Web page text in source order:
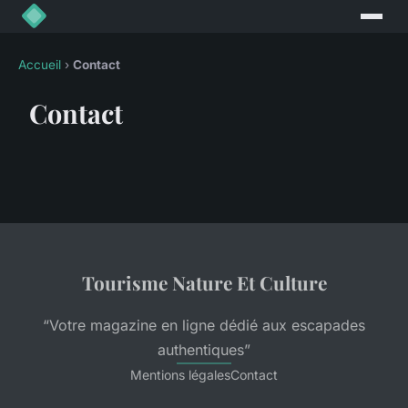
Accueil › Contact
Contact
Tourisme Nature Et Culture
“Votre magazine en ligne dédié aux escapades
authentiques”
Mentions légalesContact